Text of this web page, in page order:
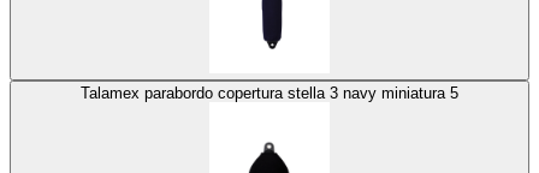
Talamex parabordo copertura stella 3 navy miniatura 5